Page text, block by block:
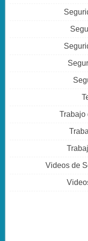
Trabajo
Videos de